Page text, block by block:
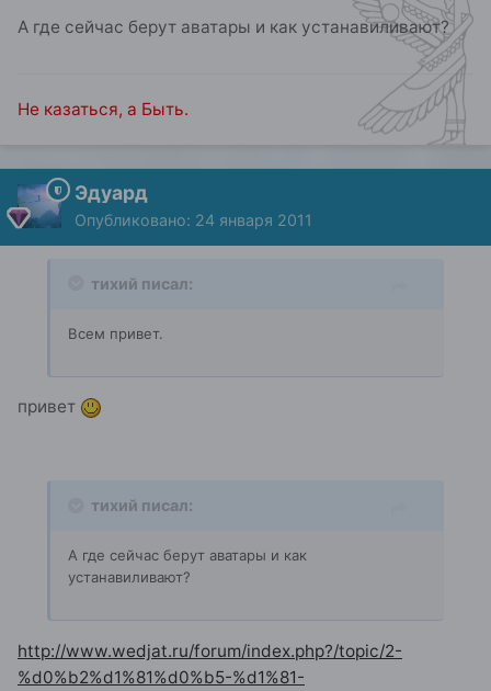
А где сейчас берут аватары и как устанавиливают?
Не казаться, а Быть.
Эдуард
Опубликовано: 24 января 2011
тихий писал:
Всем привет.
привет
тихий писал:
А где сейчас берут аватары и как
устанавиливают?
http://www.wedjat.ru/forum/index.php?/topic/2-
%d0%b2%d1%81%d0%b5-%d1%81-